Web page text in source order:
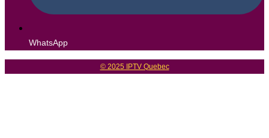
WhatsApp
© 2025 IPTV Quebec